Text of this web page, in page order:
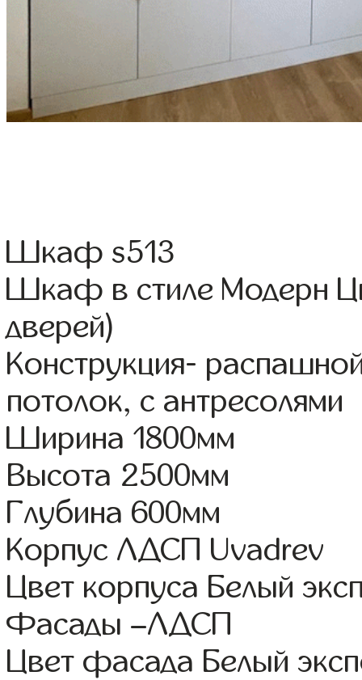
Шкаф s513
Шкаф в стиле Модерн
дверей)
Конструкция-
потолок, с антресолями
Ширина 1800мм
Высота 2500мм
Глубина 600мм
Корпус ЛДСП Uvadrev
Цвет корпуса Белый
Фасады –ЛДСП
Цвет фасада Белый